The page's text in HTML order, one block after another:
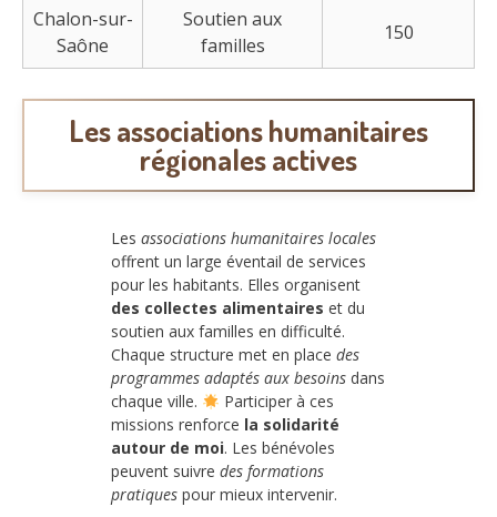
Chalon-sur-
Saône
Soutien aux
familles
150
Les associations humanitaires
régionales actives
Les associations humanitaires locales
offrent un large éventail de services
pour les habitants. Elles organisent
des collectes alimentaires et du
soutien aux familles en difficulté.
Chaque structure met en place des
programmes adaptés aux besoins dans
chaque ville.
Participer à ces
missions renforce la solidarité
autour de moi. Les bénévoles
peuvent suivre des formations
pratiques pour mieux intervenir.